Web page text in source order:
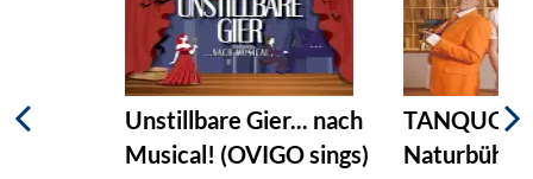
Unstillbare Gier... nach
Musical! (OVIGO sings)